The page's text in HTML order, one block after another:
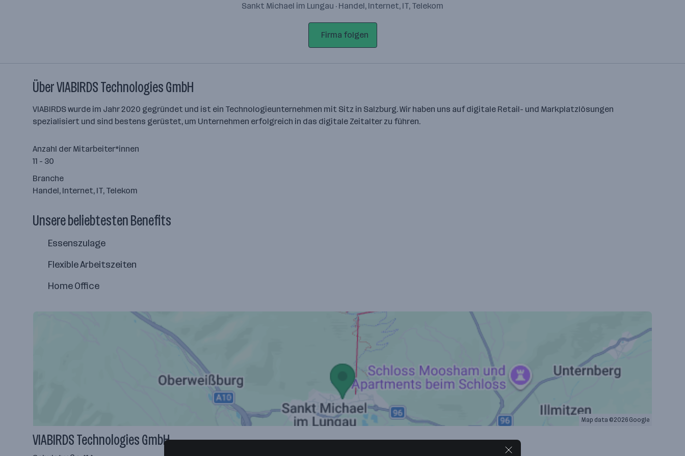
Sankt Michael im Lungau · Handel, Internet, IT, Telekom
Firma folgen
Über VIABIRDS Technologies GmbH
VIABIRDS wurde im Jahr 2020 gegründet und ist ein Technologieunternehmen mit Sitz in Salzburg. Wir haben uns auf digitale Retail- und Markplatzlösungen
spezialisiert und sind bestens gerüstet, um Unternehmen erfolgreich in das digitale Zeitalter zu führen.
Anzahl der Mitarbeiter*innen
11 - 30
Branche
Handel, Internet, IT, Telekom
Unsere beliebtesten Benefits
Essenszulage
Flexible Arbeitszeiten
Home Office
Map data ©2026 Google
VIABIRDS Technologies GmbH